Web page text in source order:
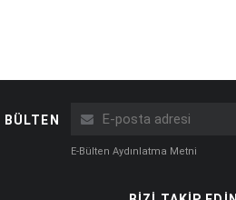
BÜLTEN
E-Bülten Aydınlatma Metni